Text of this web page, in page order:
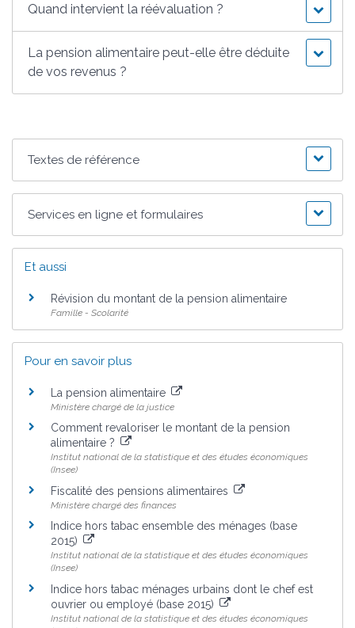
Quand intervient la réévaluation ?
La pension alimentaire peut-elle être déduite
de vos revenus ?
Textes de référence
Services en ligne et formulaires
Et aussi
Révision du montant de la pension alimentaire
Famille - Scolarité
Pour en savoir plus
La pension alimentaire
Ministère chargé de la justice
Comment revaloriser le montant de la pension
alimentaire ?
Institut national de la statistique et des études économiques
(Insee)
Fiscalité des pensions alimentaires
Ministère chargé des finances
Indice hors tabac ensemble des ménages (base
2015)
Institut national de la statistique et des études économiques
(Insee)
Indice hors tabac ménages urbains dont le chef est
ouvrier ou employé (base 2015)
Institut national de la statistique et des études économiques